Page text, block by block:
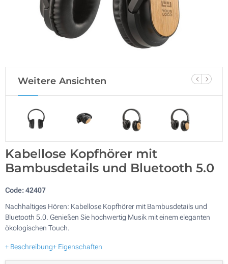
Weitere Ansichten
Kabellose Kopfhörer mit
Bambusdetails und Bluetooth 5.0
Code:42407
Nachhaltiges Hören: Kabellose Kopfhörer mit Bambusdetails und
Bluetooth 5.0. Genießen Sie hochwertig Musik mit einem eleganten
ökologischen Touch.
+ Beschreibung+ Eigenschaften